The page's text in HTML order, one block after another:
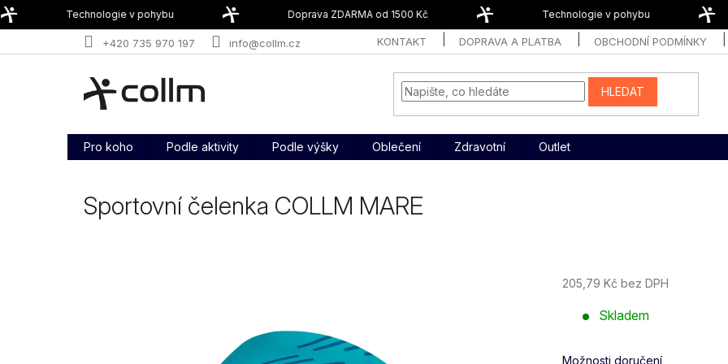
Přejít
na
Technologie v pohybu Doprava ZDARMA od 1500 Kč Technologie v pohybu
+420 735 970 197 info@collm.cz KONTAKT DOPRAVA A PLATBA OBCHODNÍ PODMÍNKY
HLEDAT
Pro koho Podle aktivity Podle výšky Oblečení Zdravotní Outlet
Sportovní čelenka COLLM MARE
205,79 Kč bez DPH
cena:
Skladem
Možnosti doručení